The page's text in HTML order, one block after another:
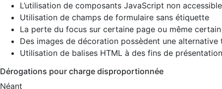
L’utilisation de composants JavaScript non
Utilisation de champs de formulaire sans étiquette
La perte du focus sur certaine page ou même
Des images de décoration possèdent une alternative
Utilisation de balises HTML à des fins de
Dérogations pour charge disproportionnée
Néant